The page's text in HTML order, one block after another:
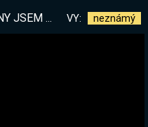
se streamuje? | Path of Exile, ptej se! VY: neznámý